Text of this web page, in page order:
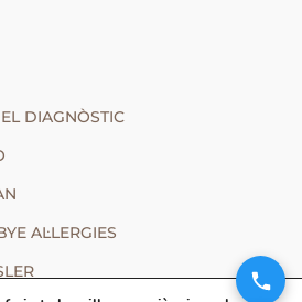
DIAGNÒSTIC
AL·LERGIES